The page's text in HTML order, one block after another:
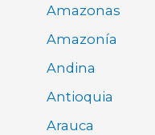
Amazonas
Amazonía
Andina
Antioquia
Arauca